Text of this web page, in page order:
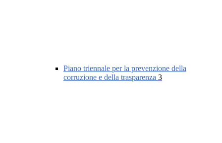
Piano triennale per la prevenzione della
corruzione e della trasparenza 3